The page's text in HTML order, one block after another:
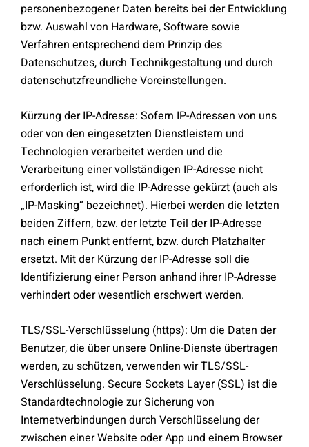
personenbezogener Daten bereits bei der Entwicklung
bzw. Auswahl von Hardware, Software sowie
Verfahren entsprechend dem Prinzip des
Datenschutzes, durch Technikgestaltung und durch
datenschutzfreundliche Voreinstellungen.
Kürzung der IP-Adresse: Sofern IP-Adressen von uns
oder von den eingesetzten Dienstleistern und
Technologien verarbeitet werden und die
Verarbeitung einer vollständigen IP-Adresse nicht
erforderlich ist, wird die IP-Adresse gekürzt (auch als
„IP-Masking“ bezeichnet). Hierbei werden die letzten
beiden Ziffern, bzw. der letzte Teil der IP-Adresse
nach einem Punkt entfernt, bzw. durch Platzhalter
ersetzt. Mit der Kürzung der IP-Adresse soll die
Identifizierung einer Person anhand ihrer IP-Adresse
verhindert oder wesentlich erschwert werden.
TLS/SSL-Verschlüsselung (https): Um die Daten der
Benutzer, die über unsere Online-Dienste übertragen
werden, zu schützen, verwenden wir TLS/SSL-
Verschlüsselung. Secure Sockets Layer (SSL) ist die
Standardtechnologie zur Sicherung von
Internetverbindungen durch Verschlüsselung der
zwischen einer Website oder App und einem Browser